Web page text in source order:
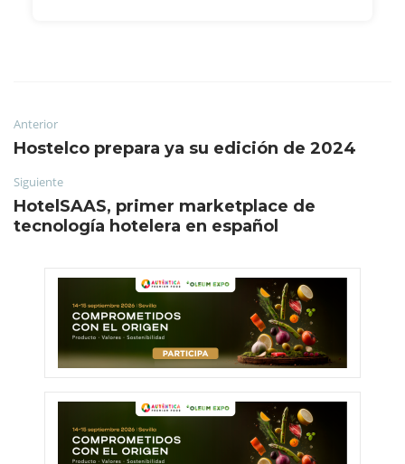
Anterior
Hostelco prepara ya su edición de 2024
Siguiente
HotelSAAS, primer marketplace de
tecnología hotelera en español